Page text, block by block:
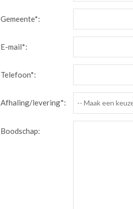
Gemeente*:
E-mail*:
Telefoon*:
Afhaling/levering*: -- Maak een
Boodschap: